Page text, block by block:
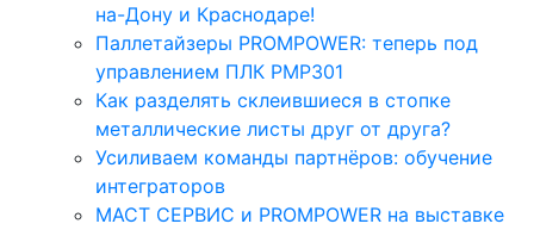
на-Дону и Краснодаре!
Паллетайзеры PROMPOWER: теперь под
управлением ПЛК PMP301
Как разделять склеившиеся в стопке
металлические листы друг от друга?
Усиливаем команды партнёров: обучение
интеграторов
МАСТ СЕРВИС и PROMPOWER на выставке